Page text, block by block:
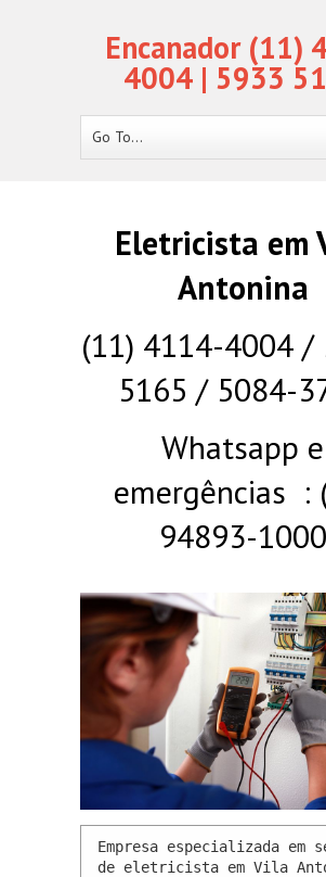
Encanador (11)
4004 | 5933
Go To...
Eletricista em
Antonina
(11) 4114-4004 /
5165 / 5084-
Whatsapp e
emergências :
94893-1000
Empresa especializada em
de eletricista em Vila